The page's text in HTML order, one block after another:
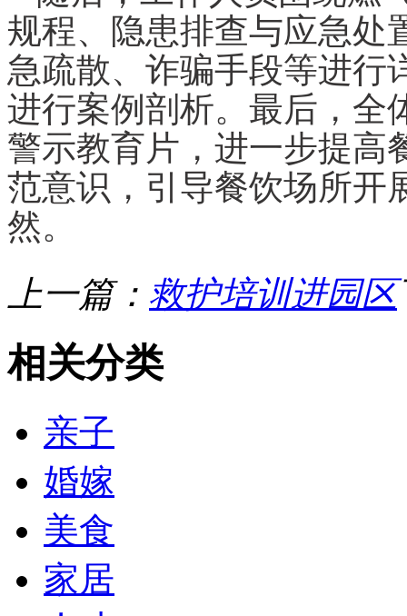
规程、隐患排查与应急处
急疏散、诈骗手段等进行
进行案例剖析。最后，全
警示教育片，进一步提高
范意识，引导餐饮场所开
然。
上一篇： 救护培训进园区
相关分类
亲子
婚嫁
美食
家居